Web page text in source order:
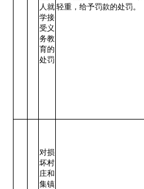
人就
学接
受义
务教
育的
处罚
轻重，给予罚款的处罚。
对损
坏村
庄和
集镇